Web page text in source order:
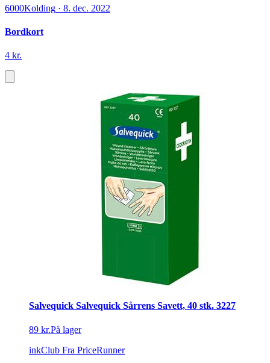
6000Kolding · 8. dec. 2022
Bordkort
4 kr.
Salvequick Salvequick Sårrens Savett, 40 stk. 3227
89 kr.På lager
inkClub Fra PriceRunner